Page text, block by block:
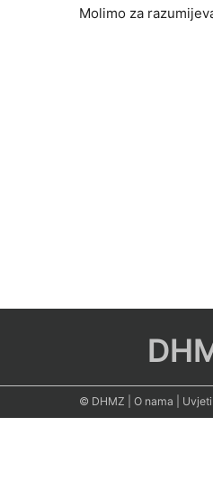
Molimo za
© DHMZ O nama